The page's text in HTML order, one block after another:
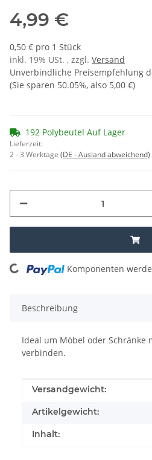
4,99 €
0,50 € pro 1 Stück
inkl. 19% USt. , zzgl. Versand
Unverbindliche Preisempfehlung
(Sie sparen 50.05%, also 5,00 €)
192 Polybeutel Auf Lager
Lieferzeit:
2 - 3 Werktage (DE - Ausland abweichend)
Loading... Komponenten
Beschreibung
Ideal um Möbel oder Schränke
verbinden.
Produkteigenschaft
Wert
Versandgewicht:
Artikelgewicht:
Inhalt: